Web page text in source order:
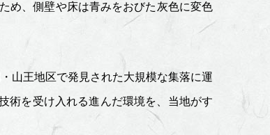
め、側壁や床は青みをおびた灰色に変色
山王地区で発見された大規模な集落に運
術を受け入れる進んだ環境を、当地がす